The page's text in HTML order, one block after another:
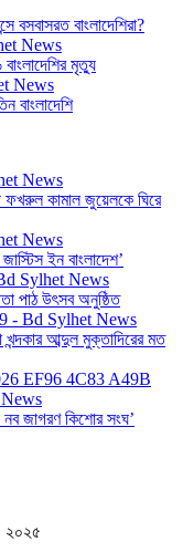
বসবাসরত বাংলাদেশিরা?
মৃত্যু
বাংলাদেশি
ফখরুল কামাল জুয়েলকে ঘিরে
ইন বাংলাদেশ’
পাঠ উৎসব অনুষ্ঠিত
খন্দকার আব্দুল মুক্তাদিরের মত
নব জাগরণ কিশোর সংঘ’
২০২৫